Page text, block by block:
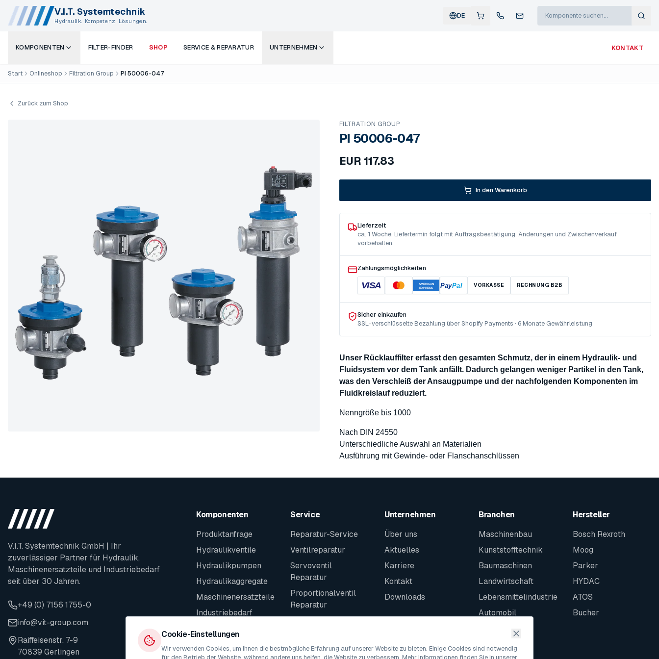
V.I.T. Systemtechnik
Hydraulik. Kompetenz. Lösungen.
DE
KOMPONENTEN FILTER-FINDER SHOP SERVICE & REPARATUR UNTERNEHMEN KONTAKT
Start Onlineshop Filtration Group PI 50006-047
Zurück zum Shop
FILTRATION GROUP
PI 50006-047
EUR 117.83
In den Warenkorb
Lieferzeit
ca. 1 Woche. Liefertermin folgt mit Auftragsbestätigung. Änderungen und Zwischenverkauf
vorbehalten.
Zahlungsmöglichkeiten
VISA
AMERICAN
EXPRESS
PayPal VORKASSE RECHNUNG B2B
Sicher einkaufen
SSL-verschlüsselte Bezahlung über Shopify Payments · 6 Monate Gewährleistung
Unser Rücklauffilter erfasst den gesamten Schmutz, der in einem Hydraulik- und
Fluidsystem vor dem Tank anfällt. Dadurch gelangen weniger Partikel in den Tank,
was den Verschleiß der Ansaugpumpe und der nachfolgenden Komponenten im
Fluidkreislauf reduziert.
Nenngröße bis 1000
Nach DIN 24550
Unterschiedliche Auswahl an Materialien
Ausführung mit Gewinde- oder Flanschanschlüssen
V.I.T. Systemtechnik GmbH | Ihr
zuverlässiger Partner für Hydraulik,
Maschinenersatzteile und Industriebedarf
seit über 30 Jahren.
+49 (0) 7156 1755-0
info@vit-group.com
Raiffeisenstr. 7-9
70839 Gerlingen
Komponenten
Produktanfrage
Hydraulikventile
Hydraulikpumpen
Hydraulikaggregate
Maschinenersatzteile
Industriebedarf
Service
Reparatur-Service
Ventilreparatur
Servoventil
Reparatur
Proportionalventil
Reparatur
Unternehmen
Über uns
Aktuelles
Karriere
Kontakt
Downloads
Branchen
Maschinenbau
Kunststofftechnik
Baumaschinen
Landwirtschaft
Lebensmittelindustrie
Automobil
Intralogistik
Hersteller
Bosch Rexroth
Moog
Parker
HYDAC
ATOS
Bucher
Cookie-Einstellungen
Wir verwenden Cookies, um Ihnen die bestmögliche Erfahrung auf unserer Website zu bieten. Einige Cookies sind notwendig
für den Betrieb der Website, während andere uns helfen, die Website zu verbessern. Mehr Informationen finden Sie in unserer